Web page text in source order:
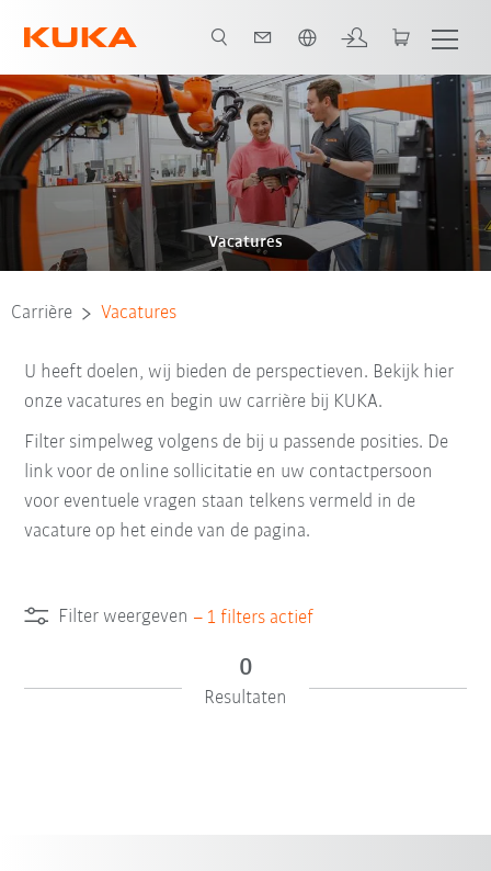
Vacatures
Carrière Vacatures
U heeft doelen, wij bieden de perspectieven. Bekijk hier
onze vacatures en begin uw carrière bij KUKA.
Filter simpelweg volgens de bij u passende posities. De
link voor de online sollicitatie en uw contactpersoon
voor eventuele vragen staan telkens vermeld in de
vacature op het einde van de pagina.
Filter weergeven – 1 filters actief
0
Resultaten